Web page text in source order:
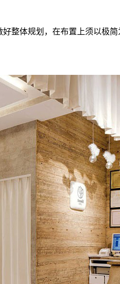
整体规划，在布置上须以极